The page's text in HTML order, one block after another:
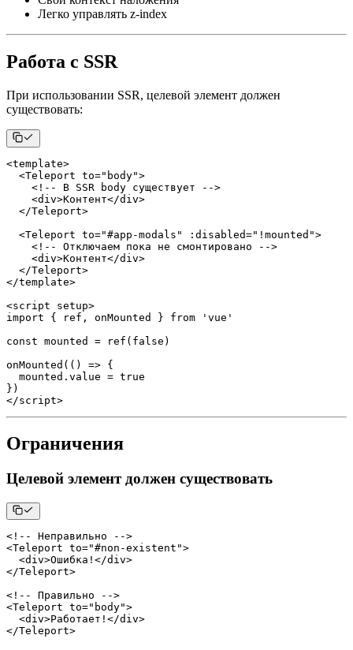
Легко управлять z-index
Работа с SSR
При использовании SSR, целевой элемент должен
существовать:
<template>
<Teleport to="body">
< ! -- В SSR body существует -->
<div>Контент</div>
</Teleport>
<Teleport to="#app-modals" : disabled="!mounted">
< ! -- Отключаем пока не смонтировано -->
<div>Контент</div>
</Teleport>
</template>
<script setup>
import
{ ref , onMounted } from
'vue'
const mounted = ref ( false )
onMounted ( ( ) => {
  mounted
. value = true
} )
</script>
Ограничения
Целевой элемент должен существовать
< ! -- Неправильно -->
<Teleport to="#non-existent">
<div>Ошибка ! </div>
</Teleport>
< ! -- Правильно -->
<Teleport to="body">
<div>Работает ! </div>
</Teleport>